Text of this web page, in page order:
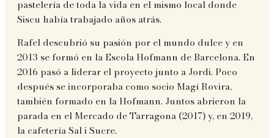
pastelería de toda la vida en el mismo local donde
Siscu había trabajado años atrás.
Rafel descubrió su pasión por el mundo dulce y en
2013 se formó en la Escola Hofmann de Barcelona. En
2016 pasó a liderar el proyecto junto a Jordi. Poco
después se incorporaba como socio Magí Rovira,
también formado en la Hofmann. Juntos abrieron la
parada en el Mercado de Tarragona (2017) y, en 2019,
la cafetería Sal i Sucre.